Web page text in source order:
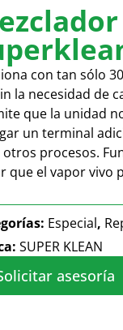
con tan sólo
la necesidad de
que la unidad
un terminal
otros procesos.
que el vapor vivo
Especial,
SUPER KLEAN
asesoría